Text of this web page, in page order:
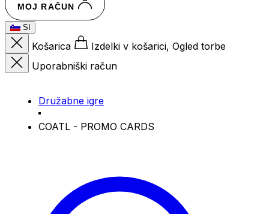
MOJ RAČUN
SI
Košarica
Izdelki v košarici, Ogled torbe
Uporabniški račun
Družabne igre
COATL - PROMO CARDS